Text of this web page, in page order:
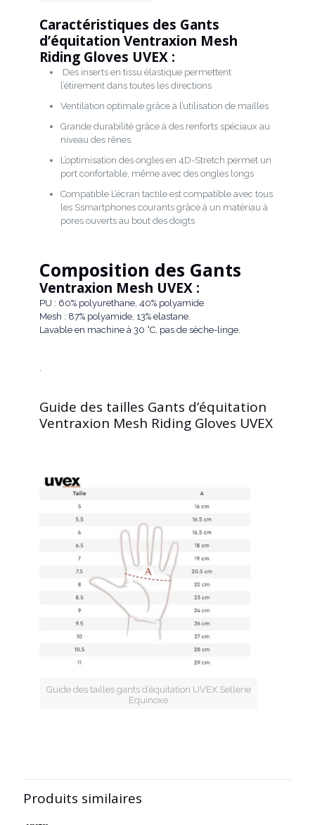
Caractéristiques des Gants
d’équitation Ventraxion Mesh
Riding Gloves UVEX :
Des inserts en tissu élastique permettent
l’étirement dans toutes les directions
Ventilation optimale grâce à l’utilisation de mailles
Grande durabilité grâce à des renforts spéciaux au
niveau des rênes
L’optimisation des ongles en 4D-Stretch permet un
port confortable, même avec des ongles longs
Compatible L’écran tactile est compatible avec tous
les Ssmartphones courants grâce à un matériau à
pores ouverts au bout des doigts
Composition des Gants
Ventraxion Mesh UVEX :
PU : 60% polyurethane, 40% polyamide
Mesh : 87% polyamide, 13% elastane.
Lavable en machine à 30 °C, pas de sèche-linge.
.
Guide des tailles Gants d’équitation
Ventraxion Mesh Riding Gloves UVEX
Guide des tailles gants d’équitation UVEX Sellerie
Equinoxe
Produits similaires